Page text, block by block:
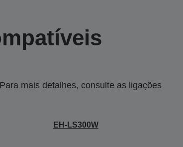
mais detalhes, consulte as ligações
EH-LS300W